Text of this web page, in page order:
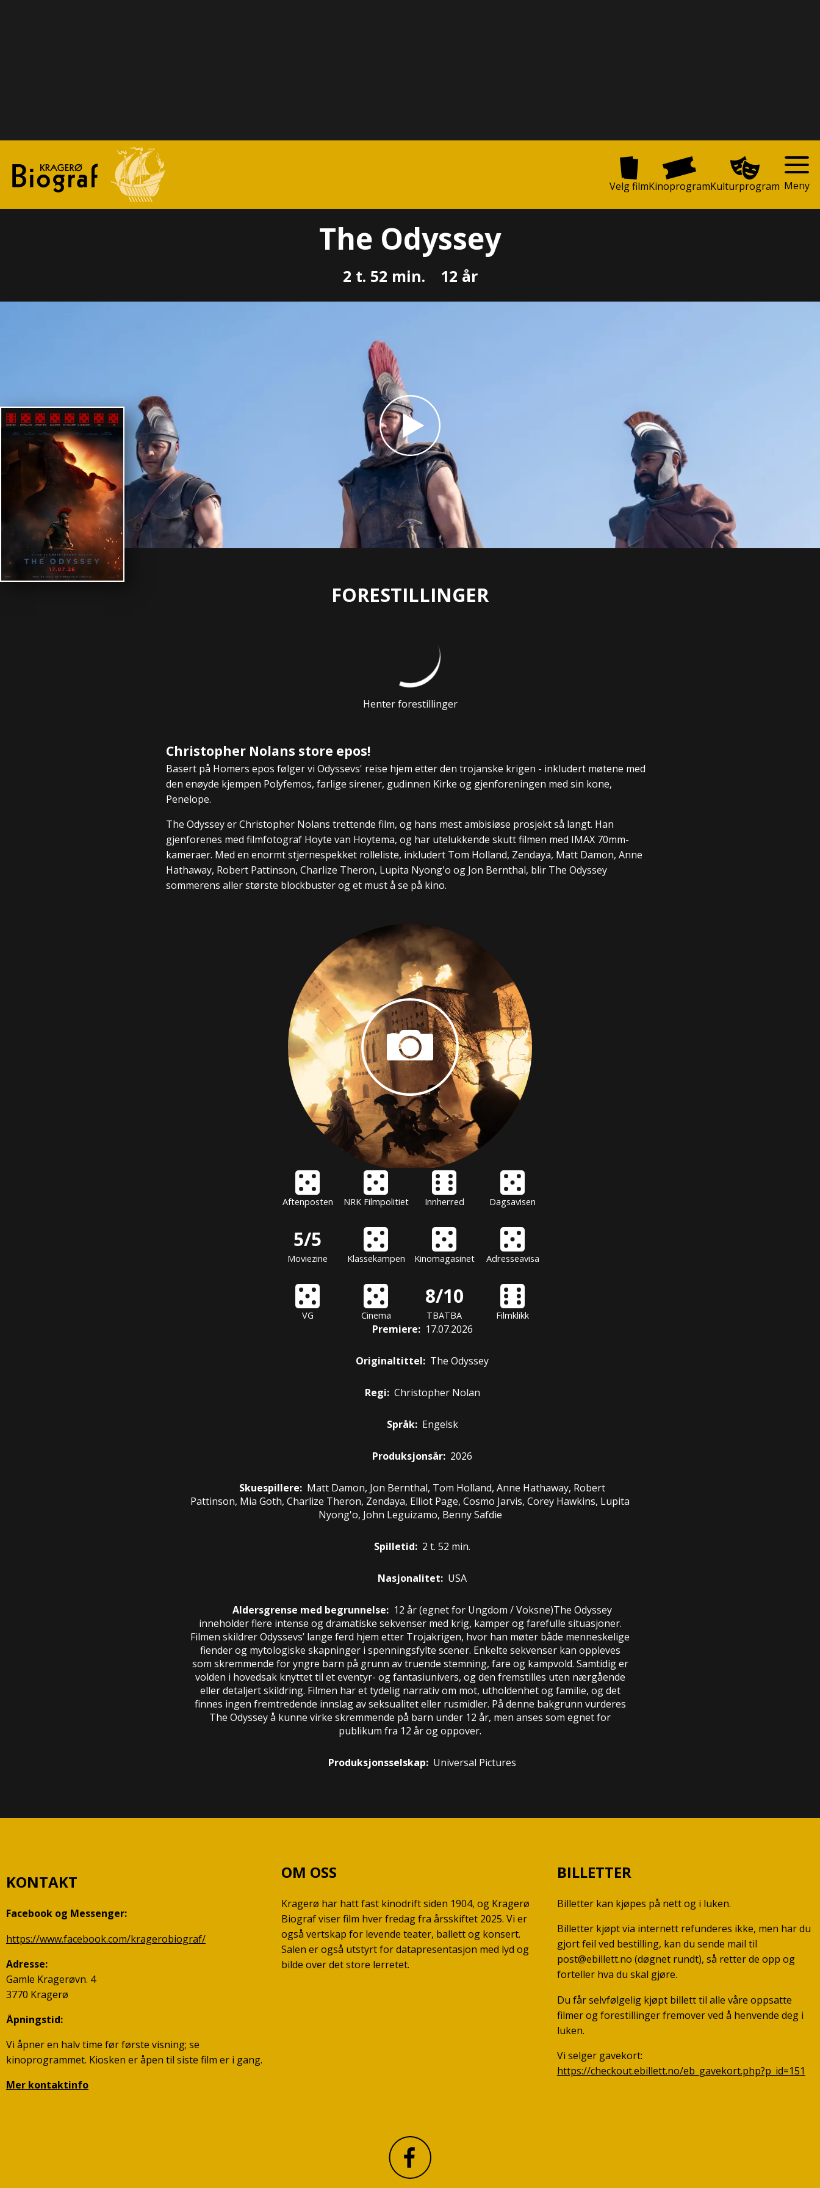
Velg filmKinoprogramKulturprogram Meny
The Odyssey
2 t. 52 min. 12 år
FORESTILLINGER
Henter forestillinger
Christopher Nolans store epos!
Basert på Homers epos følger vi Odyssevs' reise hjem etter den trojanske krigen - inkludert møtene med
den enøyde kjempen Polyfemos, farlige sirener, gudinnen Kirke og gjenforeningen med sin kone,
Penelope.
The Odyssey er Christopher Nolans trettende film, og hans mest ambisiøse prosjekt så langt. Han
gjenforenes med filmfotograf Hoyte van Hoytema, og har utelukkende skutt filmen med IMAX 70mm-
kameraer. Med en enormt stjernespekket rolleliste, inkludert Tom Holland, Zendaya, Matt Damon, Anne
Hathaway, Robert Pattinson, Charlize Theron, Lupita Nyong'o og Jon Bernthal, blir The Odyssey
sommerens aller største blockbuster og et must å se på kino.
Aftenposten NRK Filmpolitiet Innherred Dagsavisen
5/5
Moviezine Klassekampen Kinomagasinet Adresseavisa
VG Cinema
8/10
TBATBA Filmklikk
Premiere: 17.07.2026
Originaltittel: The Odyssey
Regi: Christopher Nolan
Språk: Engelsk
Produksjonsår: 2026
Skuespillere: Matt Damon, Jon Bernthal, Tom Holland, Anne Hathaway, Robert
Pattinson, Mia Goth, Charlize Theron, Zendaya, Elliot Page, Cosmo Jarvis, Corey Hawkins, Lupita
Nyong'o, John Leguizamo, Benny Safdie
Spilletid: 2 t. 52 min.
Nasjonalitet: USA
Aldersgrense med begrunnelse: 12 år(egnet for Ungdom / Voksne)The Odyssey
inneholder flere intense og dramatiske sekvenser med krig, kamper og farefulle situasjoner.
Filmen skildrer Odyssevs’ lange ferd hjem etter Trojakrigen, hvor han møter både menneskelige
fiender og mytologiske skapninger i spenningsfylte scener. Enkelte sekvenser kan oppleves
som skremmende for yngre barn på grunn av truende stemning, fare og kampvold. Samtidig er
volden i hovedsak knyttet til et eventyr- og fantasiunivers, og den fremstilles uten nærgående
eller detaljert skildring. Filmen har et tydelig narrativ om mot, utholdenhet og familie, og det
finnes ingen fremtredende innslag av seksualitet eller rusmidler. På denne bakgrunn vurderes
The Odyssey å kunne virke skremmende på barn under 12 år, men anses som egnet for
publikum fra 12 år og oppover.
Produksjonsselskap: Universal Pictures
KONTAKT
Facebook og Messenger:
https://www.facebook.com/kragerobiograf/
Adresse:
Gamle Kragerøvn. 4
3770 Kragerø
Åpningstid:
Vi åpner en halv time før første visning; se
kinoprogrammet. Kiosken er åpen til siste film er i gang.
Mer kontaktinfo
OM OSS
Kragerø har hatt fast kinodrift siden 1904, og Kragerø
Biograf viser film hver fredag fra årsskiftet 2025. Vi er
også vertskap for levende teater, ballett og konsert.
Salen er også utstyrt for datapresentasjon med lyd og
bilde over det store lerretet.
BILLETTER
Billetter kan kjøpes på nett og i luken.
Billetter kjøpt via internett refunderes ikke, men har du
gjort feil ved bestilling, kan du sende mail til
post@ebillett.no (døgnet rundt), så retter de opp og
forteller hva du skal gjøre.
Du får selvfølgelig kjøpt billett til alle våre oppsatte
filmer og forestillinger fremover ved å henvende deg i
luken.
Vi selger gavekort:
https://checkout.ebillett.no/eb_gavekort.php?p_id=151